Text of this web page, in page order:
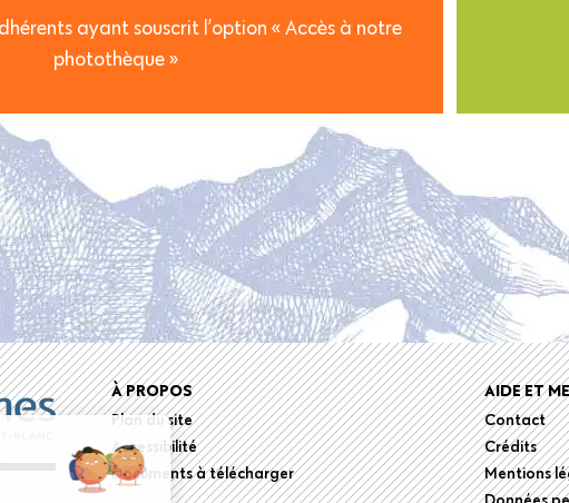
ayant souscrit l’option « Accès à notre
photothèque »
Footer
menu
À PROPOS
Plan du site
Accessibilité
Documents à télécharger
AIDE ET
Contact
Crédits
Mentions